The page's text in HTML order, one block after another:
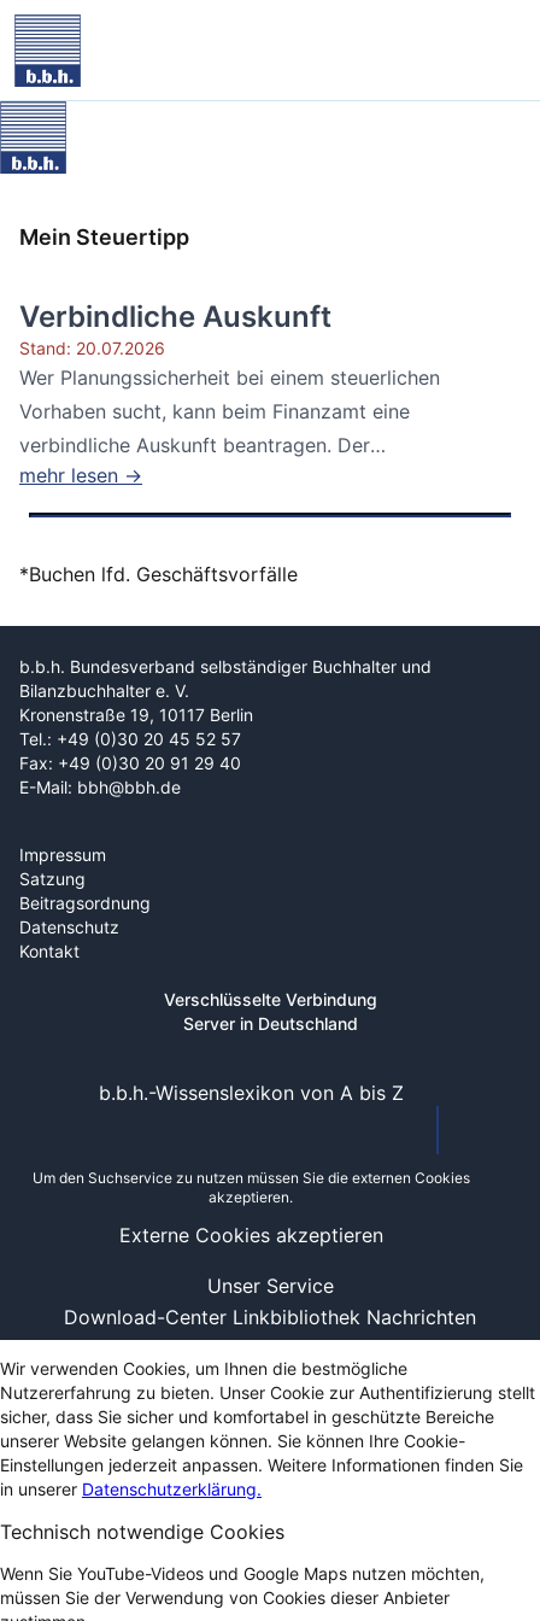
Mein Steuertipp
Verbindliche Auskunft
Stand: 20.07.2026
Wer Planungssicherheit bei einem steuerlichen
Vorhaben sucht, kann beim Finanzamt eine
verbindliche Auskunft beantragen. Der
Bundesfinanzhof...
mehr lesen →
*Buchen lfd. Geschäftsvorfälle
b.b.h. Bundesverband selbständiger Buchhalter und
Bilanzbuchhalter e. V.
Kronenstraße 19, 10117 Berlin
Tel.: +49 (0)30 20 45 52 57
Fax: +49 (0)30 20 91 29 40
E-Mail: bbh@bbh.de
Impressum
Satzung
Beitragsordnung
Datenschutz
Kontakt
Verschlüsselte Verbindung
Server in Deutschland
Unser Service
Download-Center Linkbibliothek Nachrichten
b.b.h.-Wissenslexikon von A bis Z
Um den Suchservice zu nutzen müssen Sie die externen Cookies
akzeptieren.
Externe Cookies akzeptieren
Wir verwenden Cookies, um Ihnen die bestmögliche
Nutzererfahrung zu bieten. Unser Cookie zur Authentifizierung stellt
sicher, dass Sie sicher und komfortabel in geschützte Bereiche
unserer Website gelangen können. Sie können Ihre Cookie-
Einstellungen jederzeit anpassen. Weitere Informationen finden Sie
in unserer Datenschutzerklärung.
Technisch notwendige Cookies
Wenn Sie YouTube-Videos und Google Maps nutzen möchten,
müssen Sie der Verwendung von Cookies dieser Anbieter